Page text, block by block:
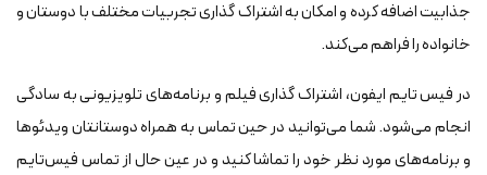
جذابیت اضافه کرده و امکان به اشتراک گذاری تجربیات مختلف با دوستان و
خانواده را فراهم می‌کند.
در فیس‌ تایم ایفون، اشتراک گذاری فیلم و برنامه‌های تلویزیونی به سادگی
انجام می‌شود. شما می‌توانید در حین تماس به همراه دوستانتان ویدئوها
و برنامه‌های مورد نظر خود را تماشا کنید و در عین حال از تماس فیس‌تایم